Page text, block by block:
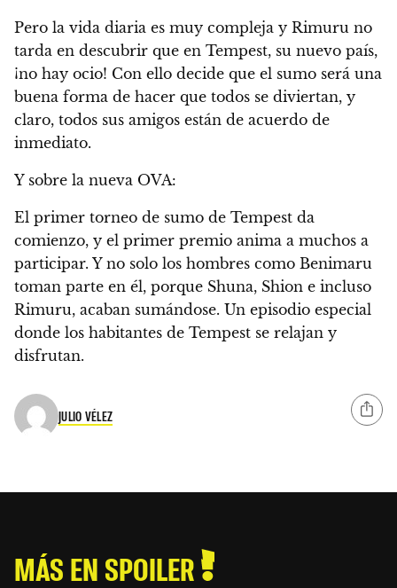
Pero la vida diaria es muy compleja y Rimuru no
tarda en descubrir que en Tempest, su nuevo país,
¡no hay ocio! Con ello decide que el sumo será una
buena forma de hacer que todos se diviertan, y
claro, todos sus amigos están de acuerdo de
inmediato.
Y sobre la nueva OVA:
El primer torneo de sumo de Tempest da
comienzo, y el primer premio anima a muchos a
participar. Y no solo los hombres como Benimaru
toman parte en él, porque Shuna, Shion e incluso
Rimuru, acaban sumándose. Un episodio especial
donde los habitantes de Tempest se relajan y
disfrutan.
JULIO VÉLEZ
MÁS EN SPOILER